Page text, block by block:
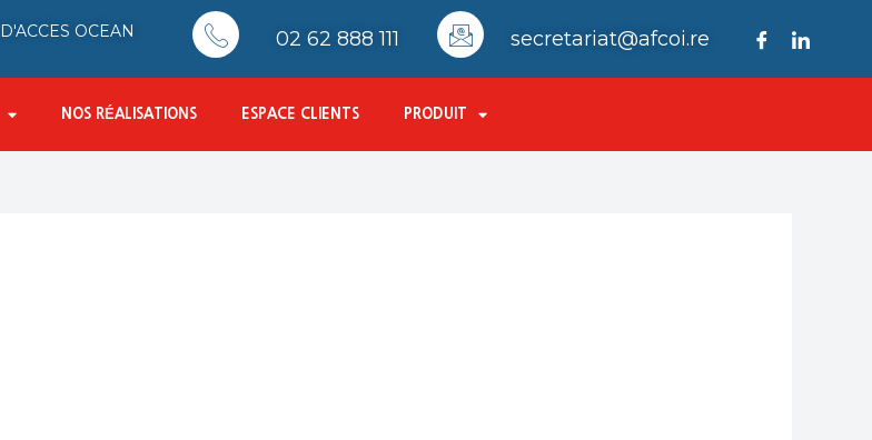
OCEAN 02 62 888 111 secretariat@afcoi.re
NOS RÉALISATIONS ESPACE CLIENTS PRODUIT